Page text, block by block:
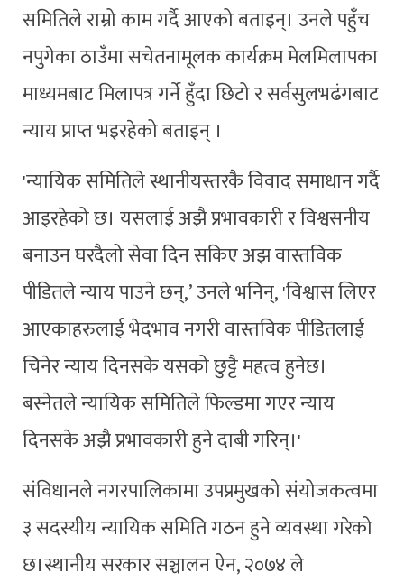
समितिले राम्रो काम गर्दै आएको बताइन्। उनले पहुँच
नपुगेका ठाउँमा सचेतनामूलक कार्यक्रम मेलमिलापका
माध्यमबाट मिलापत्र गर्ने हुँदा छिटो र सर्वसुलभढंगबाट
न्याय प्राप्त भइरहेको बताइन् ।
'न्यायिक समितिले स्थानीयस्तरकै विवाद समाधान गर्दै
आइरहेको छ। यसलाई अझै प्रभावकारी र विश्वसनीय
बनाउन घरदैलो सेवा दिन सकिए अझ वास्तविक
पीडितले न्याय पाउने छन्,’ उनले भनिन्, 'विश्वास लिएर
आएकाहरुलाई भेदभाव नगरी वास्तविक पीडितलाई
चिनेर न्याय दिनसके यसको छुट्टै महत्व हुनेछ।
बस्नेतले न्यायिक समितिले फिल्डमा गएर न्याय
दिनसके अझै प्रभावकारी हुने दाबी गरिन्।'
संविधानले नगरपालिकामा उपप्रमुखको संयोजकत्वमा
३ सदस्यीय न्यायिक समिति गठन हुने व्यवस्था गरेको
छ।स्थानीय सरकार सञ्चालन ऐन, २०७४ ले